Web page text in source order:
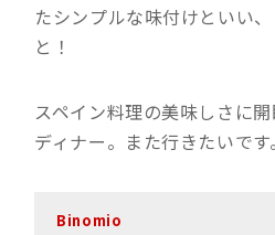
たシンプルな味付けといい
と！
スペイン料理の美味しさに開
ディナー。また行きたいです。
Binomio